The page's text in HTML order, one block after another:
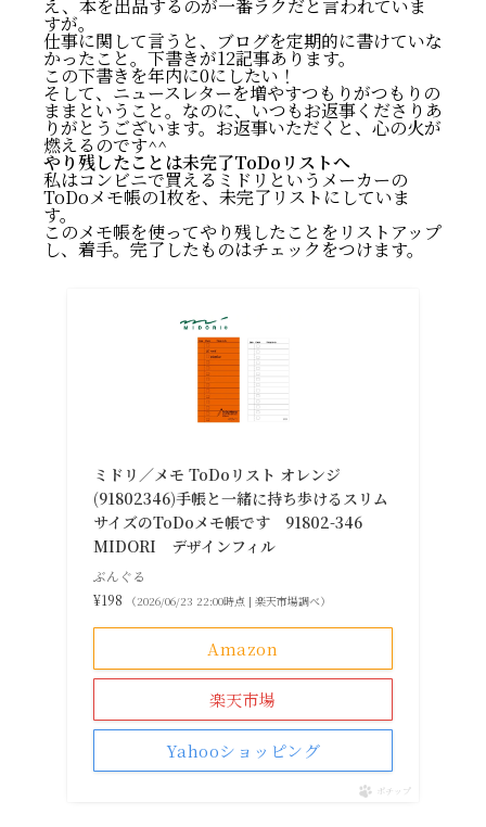
え、本を出品するのが一番ラクだと言われていま
すが。
仕事に関して言うと、ブログを定期的に書けていな
かったこと。下書きが12記事あります。
この下書きを年内に0にしたい！
そして、ニュースレターを増やすつもりがつもりの
ままということ。なのに、いつもお返事くださりあ
りがとうございます。お返事いただくと、心の火が
燃えるのです^^
やり残したことは未完了ToDoリストへ
私はコンビニで買えるミドリというメーカーの
ToDoメモ帳の1枚を、未完了リストにしていま
す。
このメモ帳を使ってやり残したことをリストアップ
し、着手。完了したものはチェックをつけます。
ミドリ／メモ ToDoリスト オレンジ
(91802346)手帳と一緒に持ち歩けるスリム
サイズのToDoメモ帳です 91802-346
MIDORI デザインフィル
ぶんぐる
¥198
（2026/06/23 22:00時点 | 楽天市場調べ）
Amazon
楽天市場
Yahooショッピング
ポチップ
来年をどんな1年にしたい？
2024年やり残したことは？
やり残したことは未完了ToDoリストへ